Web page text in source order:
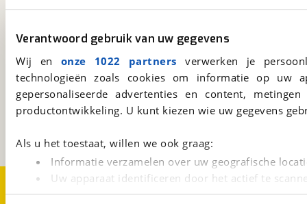
Verantwoord gebruik van uw gegevens
Wij en onze 1022 partners verwerken je
technologieën zoals cookies om informatie op
gepersonaliseerde advertenties en content,
productontwikkeling. U kunt kiezen wie uw gegevens
Als u het toestaat, willen we ook graag:
Informatie verzamelen over uw geografische
Uw apparaat identificeren door het actief te
Lees meer over hoe uw persoonlijke gegevens worden
viaBOVAG.nl
Kosterijland
15
3981 AJBunnik
Altijd het meest recente aanbod bij de hand.
Over viaBOVAG.nlDisclaimer- en Privacyverklaring
CookievoorkeurenVacatures